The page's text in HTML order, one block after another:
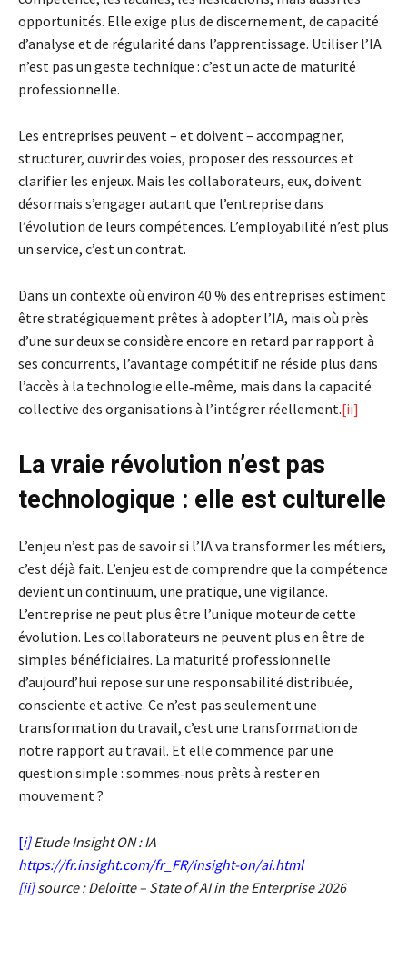
opportunités. Elle exige plus de discernement, de capacité
d’analyse et de régularité dans l’apprentissage. Utiliser l’IA
n’est pas un geste technique : c’est un acte de maturité
professionnelle.
Les entreprises peuvent – et doivent – accompagner,
structurer, ouvrir des voies, proposer des ressources et
clarifier les enjeux. Mais les collaborateurs, eux, doivent
désormais s’engager autant que l’entreprise dans
l’évolution de leurs compétences. L’employabilité n’est plus
un service, c’est un contrat.
Dans un contexte où environ 40 % des entreprises estiment
être stratégiquement prêtes à adopter l’IA, mais où près
d’une sur deux se considère encore en retard par rapport à
ses concurrents, l’avantage compétitif ne réside plus dans
l’accès à la technologie elle‑même, mais dans la capacité
collective des organisations à l’intégrer réellement.[ii]
La vraie révolution n’est pas
technologique : elle est culturelle
L’enjeu n’est pas de savoir si l’IA va transformer les métiers,
c’est déjà fait. L’enjeu est de comprendre que la compétence
devient un continuum, une pratique, une vigilance.
L’entreprise ne peut plus être l’unique moteur de cette
évolution. Les collaborateurs ne peuvent plus en être de
simples bénéficiaires. La maturité professionnelle
d’aujourd’hui repose sur une responsabilité distribuée,
consciente et active. Ce n’est pas seulement une
transformation du travail, c’est une transformation de
notre rapport au travail. Et elle commence par une
question simple : sommes‑nous prêts à rester en
mouvement ?
[i]Etude Insight ON : IA
https://fr.insight.com/fr_FR/insight-on/ai.html
[ii]source : Deloitte – State of AI in the Enterprise 2026